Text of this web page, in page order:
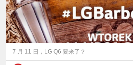
频
科
普7 月 11 日，LG Q6 要来了？